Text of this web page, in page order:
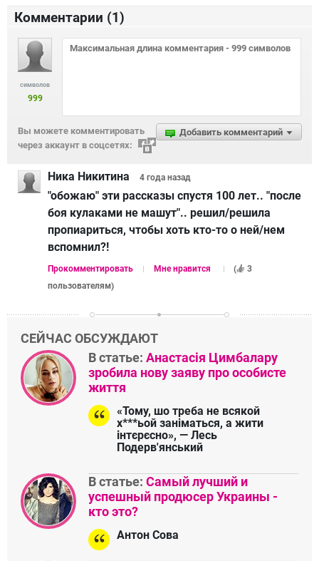
Комментарии (1)
символов
999
Добавить комментарий
Вы можете комментировать
через аккаунт в соцсетях:
Ника Никитина 4 года назад
"обожаю" эти рассказы спустя 100 лет.. "после
боя кулаками не машут".. решил/решила
пропиариться, чтобы хоть кто-то о ней/нем
вспомнил?!
Прокомментировать Мне нравится (
3
пользователям)
СЕЙЧАС ОБСУЖДАЮТ
В статье: Анастасія Цимбалару
зробила нову заяву про особисте
життя
«Тому, шо треба не всякой
х***ьой заніматься, а жити
інтєрєсно», — Лесь
Подерв'янський
В статье: Самый лучший и
успешный продюсер Украины -
кто это?
Антон Сова